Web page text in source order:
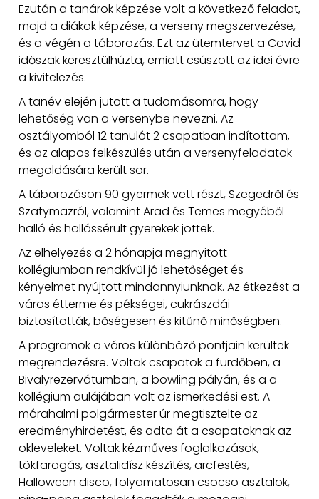
Ezután a tanárok képzése volt a következő feladat,
majd a diákok képzése, a verseny megszervezése,
és a végén a táborozás. Ezt az ütemtervet a Covid
időszak keresztülhúzta, emiatt csúszott az idei évre
a kivitelezés.
A tanév elején jutott a tudomásomra, hogy
lehetőség van a versenybe nevezni. Az
osztályomból 12 tanulót 2 csapatban indítottam,
és az alapos felkészülés után a versenyfeladatok
megoldására került sor.
A táborozáson 90 gyermek vett részt, Szegedről és
Szatymazról, valamint Arad és Temes megyéből
halló és hallássérült gyerekek jöttek.
Az elhelyezés a 2 hónapja megnyitott
kollégiumban rendkívül jó lehetőséget és
kényelmet nyújtott mindannyiunknak. Az étkezést a
város étterme és pékségei, cukrászdái
biztosították, bőségesen és kitűnő minőségben.
A programok a város különböző pontjain kerültek
megrendezésre. Voltak csapatok a fürdőben, a
Bivalyrezervátumban, a bowling pályán, és a a
kollégium aulájában volt az ismerkedési est. A
mórahalmi polgármester úr megtisztelte az
eredményhirdetést, és adta át a csapatoknak az
okleveleket. Voltak kézműves foglalkozások,
tökfaragás, asztalidísz készítés, arcfestés,
Halloween disco, folyamatosan csocso asztalok,